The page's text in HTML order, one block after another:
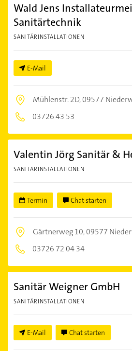
Wald Jens
Sanitärtechnik
SANITÄRINSTALLATIONEN
E-Mail
Mühlenstr. 2D,09577
03726 43 53
Valentin Jörg Sanitär &
SANITÄRINSTALLATIONEN
Termin Chat starten
Gärtnerweg 10,09577
03726 72 04 34
Sanitär Weigner GmbH
SANITÄRINSTALLATIONEN
E-Mail Chat starten